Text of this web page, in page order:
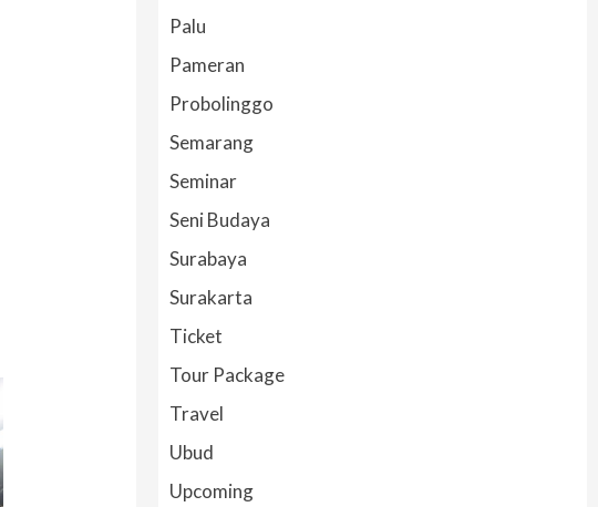
Palu
Pameran
Probolinggo
Semarang
Seminar
Seni Budaya
Surabaya
Surakarta
Ticket
Tour Package
Travel
Ubud
Upcoming